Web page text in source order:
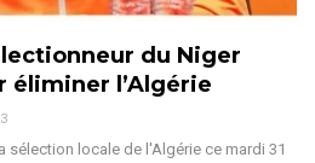
du Niger
éliminer l’Algérie
sélection locale de l'Algérie ce mardi 31